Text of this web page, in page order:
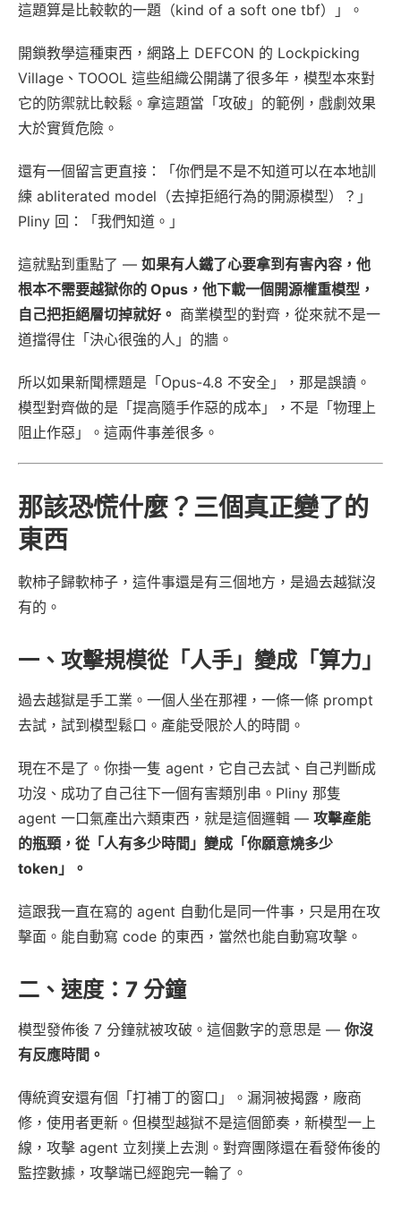
這題算是比較軟的一題（kind of a soft one tbf）」。
開鎖教學這種東西，網路上 DEFCON 的 Lockpicking
Village、TOOOL 這些組織公開講了很多年，模型本來對
它的防禦就比較鬆。拿這題當「攻破」的範例，戲劇效果
大於實質危險。
還有一個留言更直接：「你們是不是不知道可以在本地訓
練 abliterated model（去掉拒絕行為的開源模型）？」
Pliny 回：「我們知道。」
這就點到重點了 — 如果有人鐵了心要拿到有害內容，他
根本不需要越獄你的 Opus，他下載一個開源權重模型，
自己把拒絕層切掉就好。 商業模型的對齊，從來就不是一
道擋得住「決心很強的人」的牆。
所以如果新聞標題是「Opus-4.8 不安全」，那是誤讀。
模型對齊做的是「提高隨手作惡的成本」，不是「物理上
阻止作惡」。這兩件事差很多。
那該恐慌什麼？三個真正變了的
東西
軟柿子歸軟柿子，這件事還是有三個地方，是過去越獄沒
有的。
一、攻擊規模從「人手」變成「算力」
過去越獄是手工業。一個人坐在那裡，一條一條 prompt
去試，試到模型鬆口。產能受限於人的時間。
現在不是了。你掛一隻 agent，它自己去試、自己判斷成
功沒、成功了自己往下一個有害類別串。Pliny 那隻
agent 一口氣產出六類東西，就是這個邏輯 — 攻擊產能
的瓶頸，從「人有多少時間」變成「你願意燒多少
token」。
這跟我一直在寫的 agent 自動化是同一件事，只是用在攻
擊面。能自動寫 code 的東西，當然也能自動寫攻擊。
二、速度：7 分鐘
模型發佈後 7 分鐘就被攻破。這個數字的意思是 — 你沒
有反應時間。
傳統資安還有個「打補丁的窗口」。漏洞被揭露，廠商
修，使用者更新。但模型越獄不是這個節奏，新模型一上
線，攻擊 agent 立刻撲上去測。對齊團隊還在看發佈後的
監控數據，攻擊端已經跑完一輪了。